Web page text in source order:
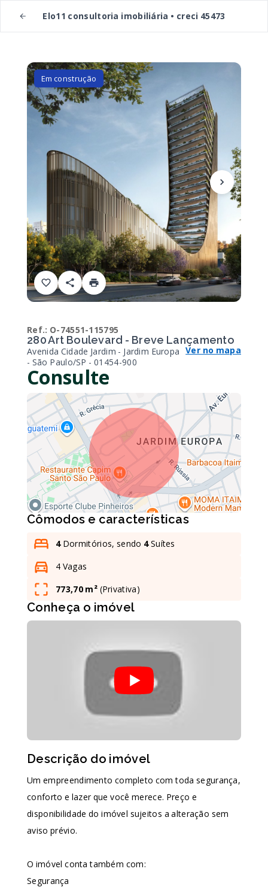
Elo11 consultoria imobiliária • creci 45473
Em construção
Ref.: O-74551-115795
280 Art Boulevard - Breve Lançamento
Avenida Cidade Jardim - Jardim Europa
- São Paulo/SP - 01454-900
Ver no mapa
Consulte
Cômodos e características
4Dormitórios, sendo 4Suítes
4 Vagas
773,70 m² (Privativa)
Conheça o imóvel
Descrição do imóvel
Um empreendimento completo com toda segurança,
conforto e lazer que você merece. Preço e
disponibilidade do imóvel sujeitos a alteração sem
aviso prévio.
O imóvel conta também com:
Segurança